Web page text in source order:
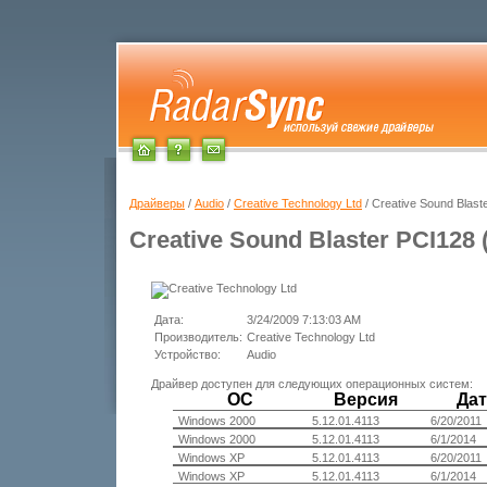
Драйверы / Audio / Creative Technology Ltd / Creative Sound
Creative Sound Blaster PCI128
Дата:
3/24/2009 7:13:03 AM
Производитель: Creative Technology Ltd
Устройство:
Audio
Драйвер доступен для следующих операционных систем:
ОС Версия
Windows 2000 5.12.01.4113
6/20/2011
Windows 2000
5.12.01.4113
6/1/2014
Windows XP
5.12.01.4113
6/20/2011
Windows XP
5.12.01.4113 6/1/2014